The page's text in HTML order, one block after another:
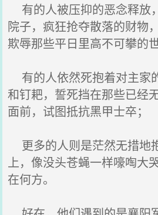
有的人被压抑的恶念释放
院子，疯狂抢夺散落的财物
欺辱那些平日里高不可攀的
有的人依然死抱着对主家
和钉耙，誓死挡在那些已经
面前，试图抵抗黑甲士卒；
更多的人则是茫然无措地
上，像没头苍蝇一样嚎啕大
在何方。